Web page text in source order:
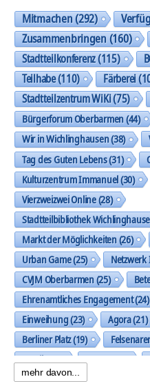
Mitmachen(292)
Zusammenbringen(160)
Stadtteilkonferenz(115)
Teilhabe(110) Färberei
Stadtteilzentrum WiKi(75)
Bürgerforum Oberbarmen(44)
Wir in Wichlinghausen(38)
Tag des Guten Lebens(31)
Kulturzentrum Immanuel(30)
Vierzweizwei Online(28)
Stadtteilbibliothek
Markt der Möglichkeiten(26)
Urban Game(25)
CVJM Oberbarmen(25)
Ehrenamtliches Engagement(24)
Einweihung(23) Agora(21)
Berliner Platz(19)
Musik(19) Trasse(19)
Spielplatz Allensteiner Straße
mehr davon...